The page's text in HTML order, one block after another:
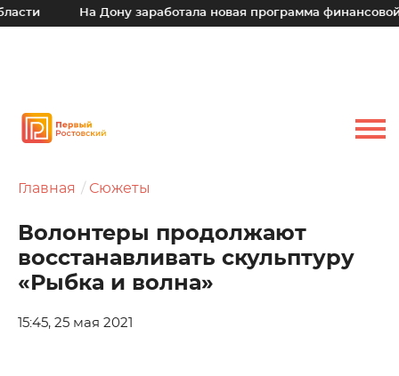
На Дону заработала новая программа финансовой
Главная Сюжеты
Волонтеры продолжают
восстанавливать скульптуру
«Рыбка и волна»
15:45, 25 мая 2021